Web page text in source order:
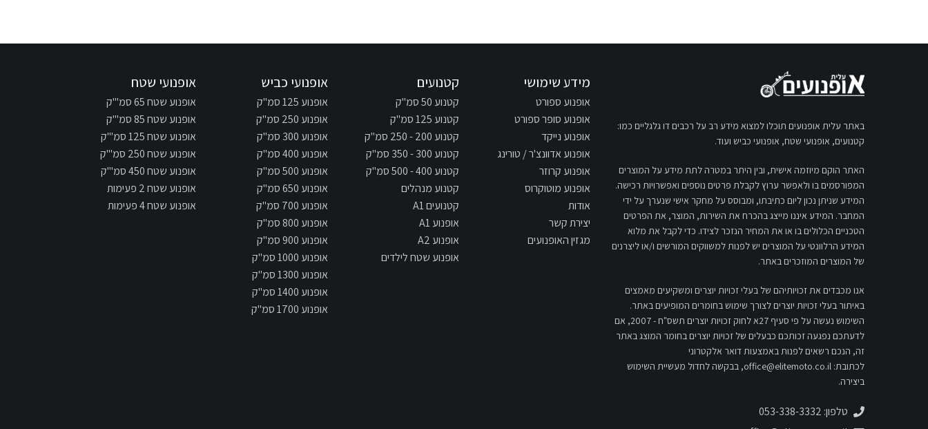
באתר עלית אופנועים תוכלו למצוא מידע רב על רכבים דו גלגליים כמו:
קטנועים, אופנועי שטח, אופנועי כביש ועוד.
האתר הוקם מיוזמה אישית, ובין היתר במטרה לתת מידע על המוצרים
המפורסמים בו ולאפשר ערוץ לקבלת פרטים נוספים ואפשרויות רכישה.
המידע שניתן נכון ליום כתיבתו, ומבוסס על מחקר אישי שנערך על ידי
המחבר. המידע איננו מייצג בהכרח את השירות, המוצר, את הפרטים
הטכניים הכלולים בו או את המחיר הנזכר לצידו. כדי לקבל את מלוא
המידע הרלוונטי על המוצרים יש לפנות למשווקים המורשים ו/או ליצרנים
של המוצרים המוזכרים באתר.
אנו מכבדים את זכויותיהם של בעלי זכויות יוצרים ומשקיעים מאמצים
באיתור בעלי זכויות יוצרים לצורך שימוש בחומרים המופיעים באתר.
השימוש נעשה על פי סעיף 27א לחוק זכויות יוצרים תשס"ח - 2007, אם
לדעתכם נפגעה זכותכם כבעלים של זכויות יוצרים בחומר המוצג באתר
זה, הנכם רשאים לפנות באמצעות דואר אלקטרוני
לכתובת: office@elitemoto.co.il, בבקשה לחדול מעשיית השימוש
ביצירה.
טלפון: 053-338-3332
מידע שימושי
אופנוע ספורט
אופנוע סופר ספורט
אופנוע נייקד
אופנוע אדוונצ'ר / טורינג
אופנוע קרוזר
אופנוע מוטוקרוס
אודות
יצירת קשר
מגזין האופנועים
קטנועים
קטנוע 50 סמ"ק
קטנוע 125 סמ"ק
קטנוע 200 - 250 סמ"ק
קטנוע 300 - 350 סמ"ק
קטנוע 400 - 500 סמ"ק
קטנוע מנהלים
קטנועים A1
אופנוע A1
אופנוע A2
אופנוע שטח לילדים
אופנועי כביש
אופנוע 125 סמ"ק
אופנוע 250 סמ"ק
אופנוע 300 סמ"ק
אופנוע 400 סמ"ק
אופנוע 500 סמ"ק
אופנוע 650 סמ"ק
אופנוע 700 סמ"ק
אופנוע 800 סמ"ק
אופנוע 900 סמ"ק
אופנוע 1000 סמ"ק
אופנוע 1300 סמ"ק
אופנוע 1400 סמ"ק
אופנוע 1700 סמ"ק
אופנועי שטח
אופנוע שטח 65 סמ"'ק
אופנוע שטח 85 סמ"'ק
אופנוע שטח 125 סמ"'ק
אופנוע שטח 250 סמ"'ק
אופנוע שטח 450 סמ"'ק
אופנוע שטח 2 פעימות
אופנוע שטח 4 פעימות